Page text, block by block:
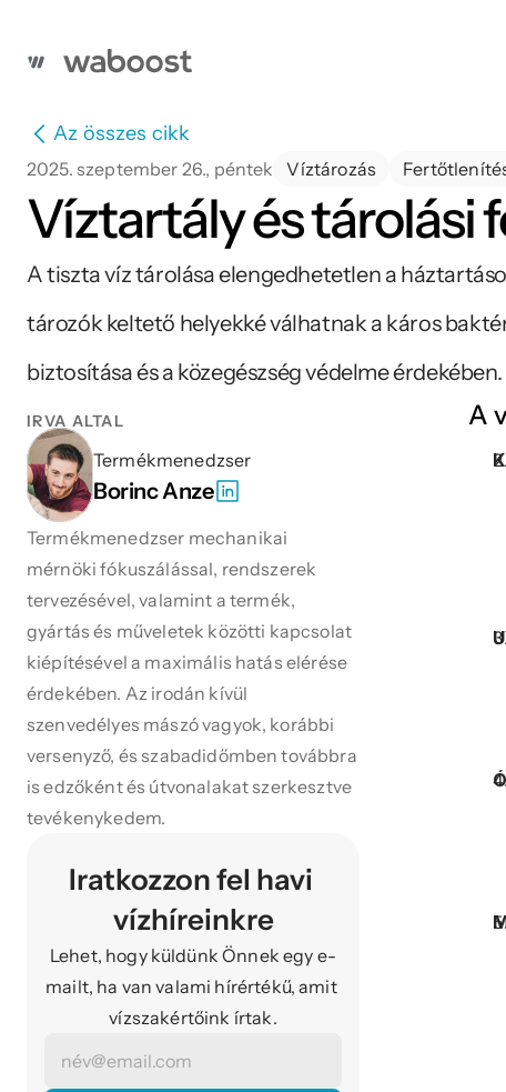
Az összes cikk
2025. szeptember 26., péntek Víztározás
Víztartály és tárolási
A tiszta víz tárolása elengedhetetlen a
tározók keltető helyekké válhatnak a káros
biztosítása és a közegészség védelme érdekében.
ÍRVA ÁLTAL
Termékmenedzser
Borinc Anze
Termékmenedzser mechanikai
mérnöki fókuszálással, rendszerek
tervezésével, valamint a termék,
gyártás és műveletek közötti kapcsolat
kiépítésével a maximális hatás elérése
érdekében. Az irodán kívül
szenvedélyes mászó vagyok, korábbi
versenyző, és szabadidőmben továbbra
is edzőként és útvonalakat szerkesztve
tevékenykedem.
Iratkozzon fel havi
vízhíreinkre
Lehet, hogy küldünk Önnek egy e-
mailt, ha van valami hírértékű, amit
vízszakértőink írtak.
A